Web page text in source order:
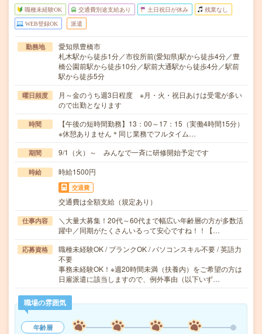
職種未経験OK 交通費別途支給あり 土日祝日が休み 残業なし
WEB登録OK 派遣
勤務地
愛知県豊橋市
札木駅から徒歩1分／市役所前(愛知県)駅から徒歩4分／豊
橋公園前駅から徒歩10分／駅前大通駅から徒歩4分／駅前
駅から徒歩5分
曜日頻度
月～金のうち週3日程度 ※月・火・祝日あけは受電が多い
ので出勤となります
時間
【午後の短時間勤務】13：00～17：15（実働4時間15分）
※休憩ありません＊同じ業務でフルタイム…
期間 9/1（火）～ みんなで一斉に研修開始予定です
時給 時給1500円
交通費
交通費は全額支給（規定あり）
仕事内容
＼大量大募集！20代～60代まで幅広い年齢層の方が多数活
躍中／同期がたくさんいるって安心ですね！！【…
応募資格
職種未経験OK / ブランクOK / パソコンスキル不要 / 英語力
不要
事務未経験OK！※週20時間未満（扶養内）をご希望の方は
日雇派遣に該当しますので、例外事由（以下いず…
職場の雰囲気
年齢層